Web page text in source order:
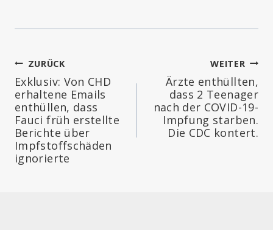
Beitragsnavigation
ZURÜCK
Exklusiv: Von CHD
erhaltene Emails
enthüllen, dass
Fauci früh erstellte
Berichte über
Impfstoffschäden
ignorierte
WEITER
Ärzte enthüllten,
dass 2 Teenager
nach der COVID-19-
Impfung starben.
Die CDC kontert.